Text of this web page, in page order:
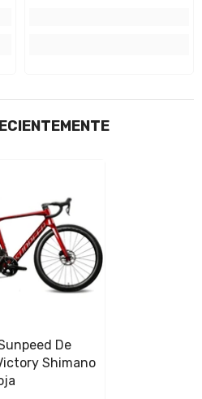
De
Shimano